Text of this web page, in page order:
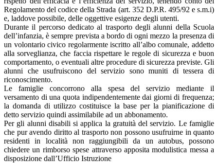
Regolamento del codice della Strada (art. 352 D.P.R. 495/92 e s.m.i)
e, laddove possibile, delle oggettive esigenze degli utenti.
Durante il percorso dedicato al trasporto degli alunni della Scuola
dell’infanzia, è sempre prevista a bordo di ogni mezzo la presenza di
un volontario civico regolarmente iscritto all’albo comunale, addetto
alla sorveglianza, che faccia rispettare le regole di sicurezza e buon
comportamento, o eventuali altre procedure di sicurezza previste. Gli
alunni che usufruiscono del servizio sono muniti di tessera di
riconoscimento.
Le famiglie concorrono alla spesa del servizio mediante il
versamento di una quota indipendentemente dai giorni di frequenza;
la domanda di utilizzo costituisce la base per la pianificazione di
detto servizio quindi assimilabile ad un abbonamento.
Per gli alunni disabili si applica la gratuità del servizio. Le famiglie
che pur avendo diritto al trasporto non possono usufruirne in quanto
residenti in località non raggiungibili da un autobus, possono
chiedere un rimborso spese attraverso apposita modulistica messa a
disposizione dall’Ufficio Istruzione